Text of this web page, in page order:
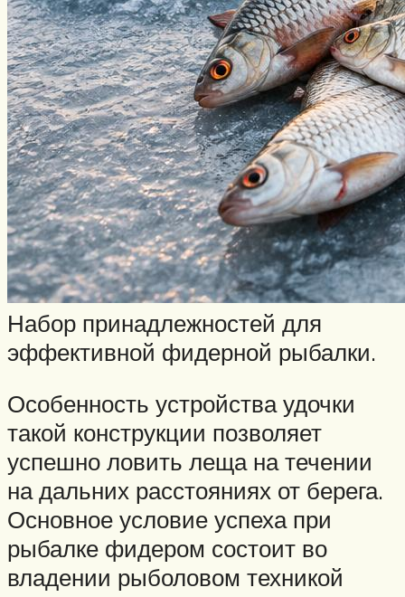
Набор принадлежностей для
эффективной фидерной рыбалки.
Особенность устройства удочки
такой конструкции позволяет
успешно ловить леща на течении
на дальних расстояниях от берега.
Основное условие успеха при
рыбалке фидером состоит во
владении рыболовом техникой